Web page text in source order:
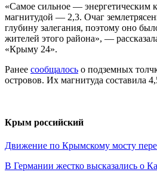
«Самое сильное — энергетическим
магнитудой — 2,3. Очаг
глубину залегания, поэтому оно
жителей этого района», —
«Крыму 24».
Ранее сообщалось о подземных
островов. Их магнитуда составила
Крым российский
Движение по Крымскому мосту
В Германии жестко высказались о